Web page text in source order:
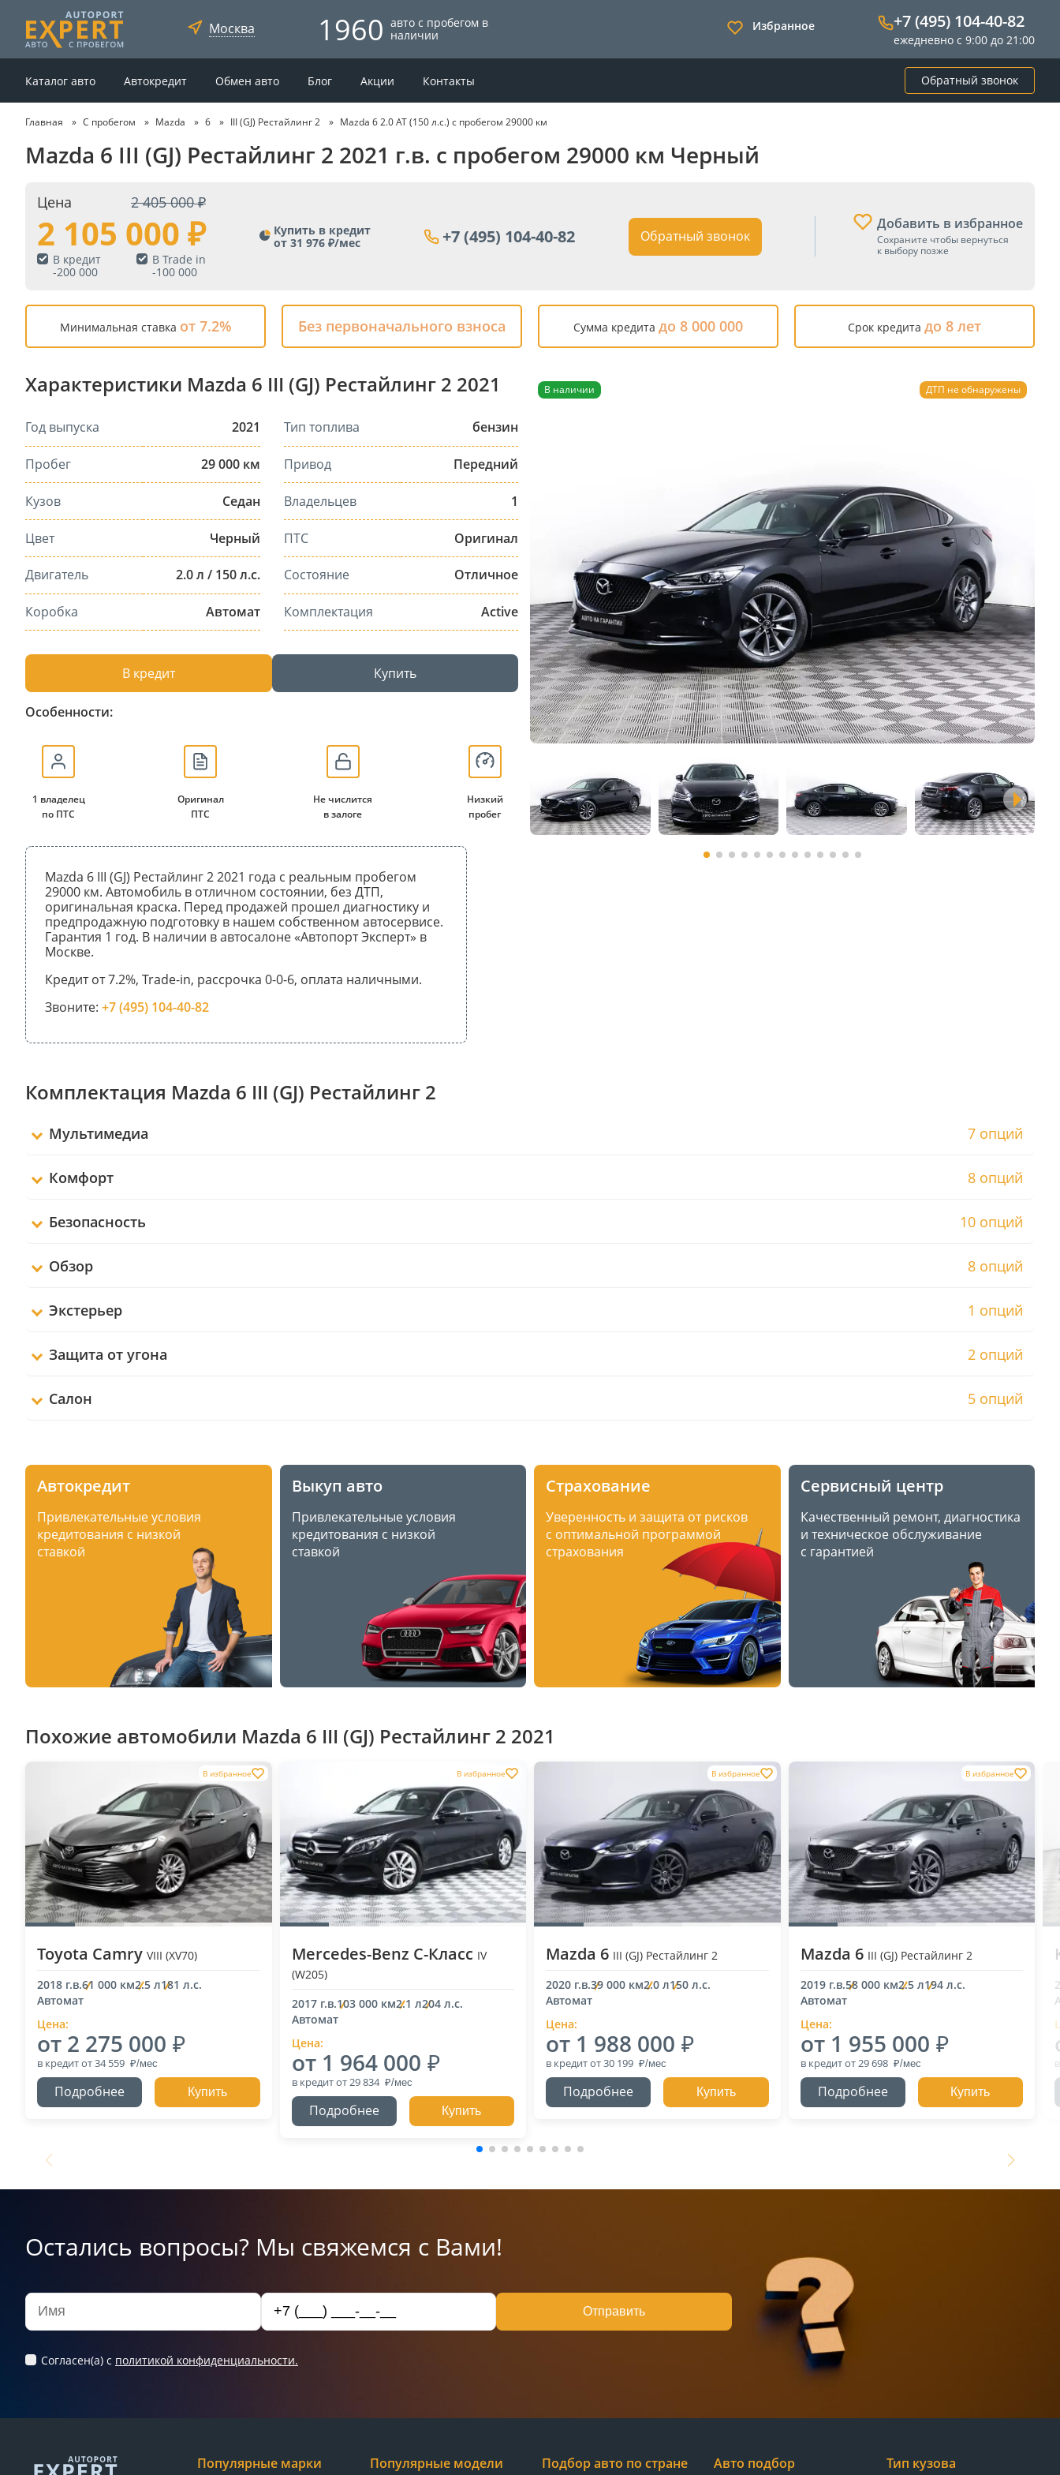
Москва 1960 авто с пробегом в
наличии
Избранное +7 (495) 104-40-82
ежедневно с 9:00 до 21:00
Каталог авто Автокредит Обмен авто Блог Акции Контакты Обратный звонок
Главная С пробегом Mazda 6 III (GJ) Рестайлинг 2 Mazda 6 2.0 AT (150 л.с.) с пробегом 29000 км
Mazda 6 III (GJ) Рестайлинг 2 2021 г.в. с пробегом 29000 км Черный
Цена 2 405 000
2 105 000
В кредит
-200 000
В Trade in
-100 000
Купить в кредит
от 31 976 ₽/мес
+7 (495) 104-40-82 Обратный звонок
Добавить в избранное
Сохраните чтобы вернуться
к выбору позже
Минимальная ставка от 7.2% Без первоначального взноса Сумма кредита до 8 000 000 Срок кредита до 8 лет
Характеристики Mazda 6 III (GJ) Рестайлинг 2 2021
Год выпуска 2021
Пробег 29 000 км
Кузов Седан
Цвет Черный
Двигатель 2.0 л / 150 л.с.
Коробка Автомат
Тип топлива бензин
Привод Передний
Владельцев 1
ПТС Оригинал
Состояние Отличное
Комплектация Active
В кредит Купить
Особенности:
1 владелец
по ПТС
Оригинал
ПТС
Не числится
в залоге
Низкий
пробег
Mazda 6 III (GJ) Рестайлинг 2 2021 года с реальным пробегом
29000 км. Автомобиль в отличном состоянии, без ДТП,
оригинальная краска. Перед продажей прошел диагностику и
предпродажную подготовку в нашем собственном автосервисе.
Гарантия 1 год. В наличии в автосалоне «Автопорт Эксперт» в
Москве.
Кредит от 7.2%, Trade-in, рассрочка 0-0-6, оплата наличными.
Звоните: +7 (495) 104-40-82
В наличии ДТП не обнаружены
Комплектация Mazda 6 III (GJ) Рестайлинг 2
Мультимедиа 7 опций
Комфорт 8 опций
Безопасность 10 опций
Обзор 8 опций
Экстерьер 1 опций
Защита от угона 2 опций
Салон 5 опций
Автокредит
Привлекательные условия
кредитования с низкой
ставкой
Выкуп авто
Привлекательные условия
кредитования с низкой
ставкой
Страхование
Уверенность и защита от рисков
с оптимальной программой
страхования
Сервисный центр
Качественный ремонт, диагностика
и техническое обслуживание
с гарантией
Похожие автомобили Mazda 6 III (GJ) Рестайлинг 2 2021
В избранное
Toyota Camry VIII (XV70)
2018 г.в.61 000 км2.5 л181 л.с.
Автомат
Цена:
от 2 275 000
в кредитот 34 559
Подробнее Купить
В избранное
Mercedes-Benz C-Класс IV
(W205)
2017 г.в.103 000 км2.1 л204 л.с.
Автомат
Цена:
от 1 964 000
в кредитот 29 834
Подробнее Купить
В избранное
Mazda 6 III (GJ) Рестайлинг 2
2020 г.в.39 000 км2.0 л150 л.с.
Автомат
Цена:
от 1 988 000
в кредитот 30 199
Подробнее Купить
В избранное
Mazda 6 III (GJ) Рестайлинг 2
2019 г.в.58 000 км2.5 л194 л.с.
Автомат
Цена:
от 1 955 000
в кредитот 29 698
Подробнее Купить
Остались вопросы? Мы свяжемся с Вами!
Отправить
Согласен(а) c политикой конфиденциальности.
Популярные марки Популярные модели Подбор авто по стране Авто подбор Тип кузова